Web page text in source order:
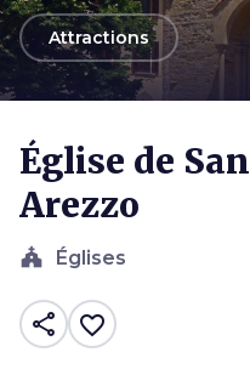
arrow_backAttractions
Église de
Arezzo
church Églises
share favorite_border